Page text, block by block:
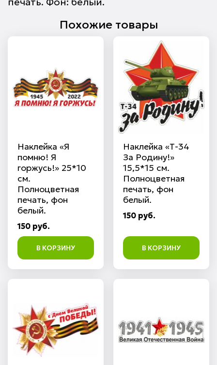
Похожие товары
Наклейка «Я
помню! Я
горжусь!» 25*10
см.
Полноцветная
печать, фон
белый.
150 руб.
В КОРЗИНУ
Наклейка «Т-34
За Родину!»
15,5*15 см.
Полноцветная
печать, фон
белый.
150 руб.
В КОРЗИНУ